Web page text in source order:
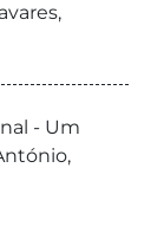
- Um